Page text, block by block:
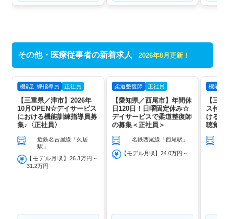
その他・医療従事者の新着求人 2026年8月更新！
機能訓練指導員 正社員
【三重県／津市】2026年
10月OPEN☆デイサービス
における機能訓練指導員募
集♪〈正社員〉
近鉄名古屋線「久居
駅」
【モデル月収】26.3万円～
31.2万円
柔道整復師 正社員
【愛知県／西尾市】年間休
日120日！日曜固定休み☆
デイサービスで柔道整復師
の募集＜正社員＞
名鉄西尾線「西尾駅」
【モデル月収】24.0万円～
機能訓
【三
ス付き
ける機
聴覚士